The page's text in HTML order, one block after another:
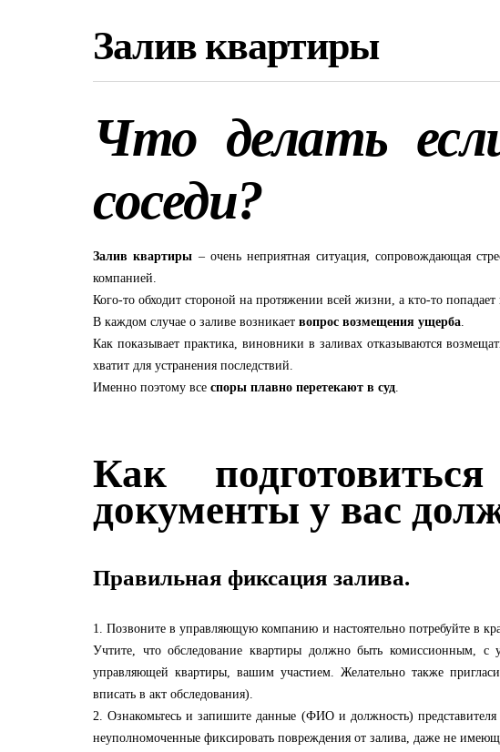
Залив квартиры
Что делать
соседи?
Залив квартиры – очень неприятная ситуация, сопровождающая
компанией.
Кого-то обходит стороной на протяжении всей жизни, а кто-то
В каждом случае о заливе возникает вопрос возмещения ущерба.
Как показывает практика, виновники в заливах отказываются
хватит для устранения последствий.
Именно поэтому все споры плавно перетекают в суд.
Как
документы у вас
Правильная фиксация залива.
1. Позвоните в управляющую компанию и настоятельно потребуйте в
Учтите, что обследование квартиры должно быть комиссионным, с
управляющей квартиры, вашим участием. Желательно также
вписать в акт обследования).
2. Ознакомьтесь и запишите данные (ФИО и должность)
неуполномоченные фиксировать повреждения от залива, даже не